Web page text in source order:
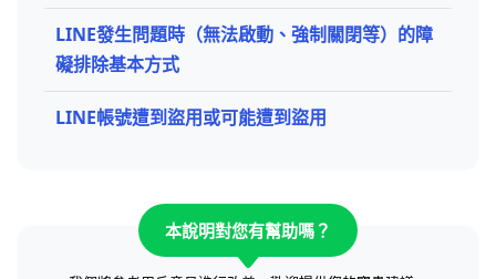
LINE發生問題時（無法啟動、強制關閉等）的障
礙排除基本方式
LINE帳號遭到盜用或可能遭到盜用
本說明對您有幫助嗎？